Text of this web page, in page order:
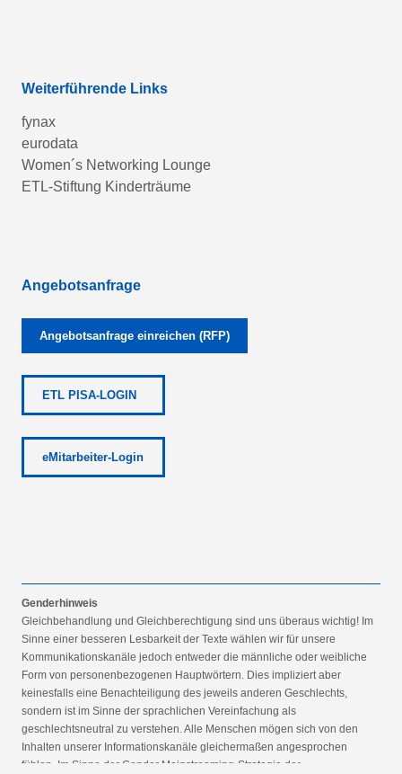
Weiterführende Links
fynax
eurodata
Women´s Networking Lounge
ETL-Stiftung Kinderträume
Angebotsanfrage
Angebotsanfrage einreichen (RFP)
ETL PISA-LOGIN
eMitarbeiter-Login
Genderhinweis
Gleichbehandlung und Gleichberechtigung sind uns überaus wichtig! Im
Sinne einer besseren Lesbarkeit der Texte wählen wir für unsere
Kommunikationskanäle jedoch entweder die männliche oder weibliche
Form von personenbezogenen Hauptwörtern. Dies impliziert aber
keinesfalls eine Benachteiligung des jeweils anderen Geschlechts,
sondern ist im Sinne der sprachlichen Vereinfachung als
geschlechtsneutral zu verstehen. Alle Menschen mögen sich von den
Inhalten unserer Informationskanäle gleichermaßen angesprochen
fühlen. Im Sinne der Gender Mainstreaming-Strategie der